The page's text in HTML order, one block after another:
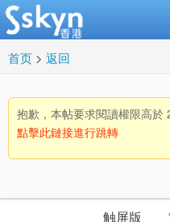
首页 > 返回
抱歉，本帖要求閱讀權限高於
點擊此鏈接進行跳轉
触屏版